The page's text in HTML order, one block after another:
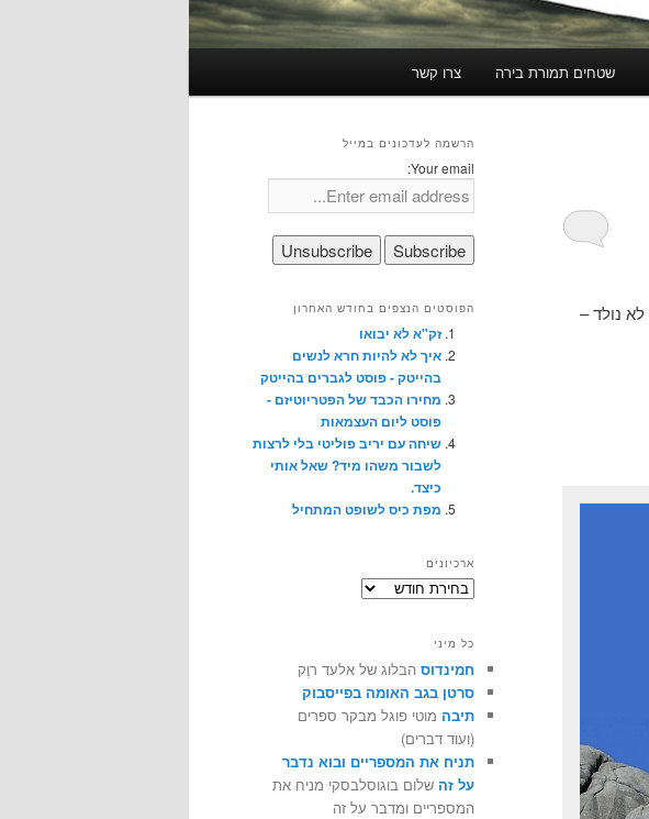
שטחים תמורת בירה צרו קשר
הרשמה לעדכונים במייל
Your email:
הפוסטים הנצפים בחודש האחרון
זק"א לא יבואו
איך לא להיות חרא לנשים
בהייטק - פוסט לגברים בהייטק
מחירו הכבד של הפטריוטיזם -
פוסט ליום העצמאות
שיחה עם יריב פוליטי בלי לרצות
לשבור משהו מיד? שאל אותי
כיצד.
מפת כיס לשופט המתחיל
ארכיונים
ארכיונים
כל מיני
חמינדוס הבלוג של אלעד רוֶק
סרטן בגב האומה בפייסבוק
תיבה מוטי פוגל מבקר ספרים
(ועוד דברים)
תניח את המספריים ובוא נדבר
על זה שלום בוגוסלבסקי מניח את
המספריים ומדבר על זה